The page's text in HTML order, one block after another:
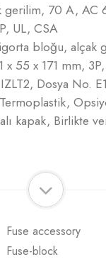
70 A, AC
UL, CSA
bloğu,
x 55 x 171 mm,
Dosya No.
kapak, Birlikte
Fuse accessory
Fuse-block